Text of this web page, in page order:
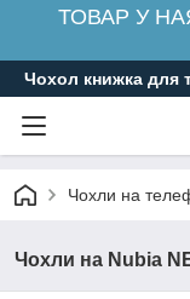
ТОВАР У
Чохол книжка для
Чохли на
Чохли на Nubia